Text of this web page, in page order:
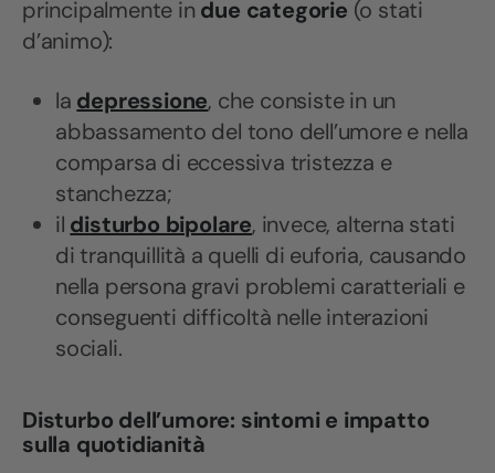
principalmente in due categorie (o stati
d’animo):
la depressione, che consiste in un
abbassamento del tono dell’umore e nella
comparsa di eccessiva tristezza e
stanchezza;
il disturbo bipolare, invece, alterna stati
di tranquillità a quelli di euforia, causando
nella persona gravi problemi caratteriali e
conseguenti difficoltà nelle interazioni
sociali.
Disturbo dell’umore: sintomi e impatto
sulla quotidianità